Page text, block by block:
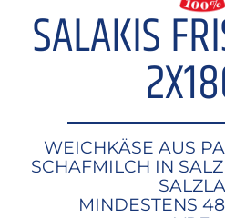
SALAKIS
WEICHKÄSE AUS
SCHAFMILCH IN
MINDESTENS